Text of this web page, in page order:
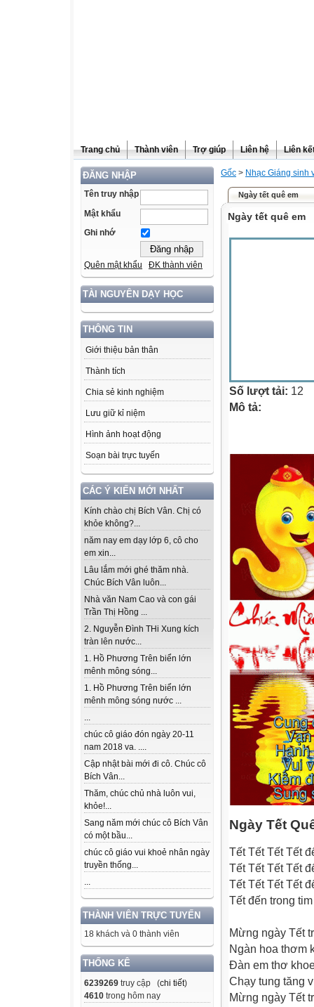
Trang chủ Thành viên Trợ giúp Liên hệ Liên
ĐĂNG NHẬP
Tên truy nhập
Mật khẩu
Ghi nhớ
Quên mật khẩu ĐK thành viên
TÀI NGUYÊN DẠY HỌC
THÔNG TIN
Giới thiệu bản thân
Thành tích
Chia sẻ kinh nghiệm
Lưu giữ kỉ niệm
Hình ảnh hoạt động
Soạn bài trực tuyến
CÁC Ý KIẾN MỚI NHẤT
Kính chào chị Bích Vân. Chị có
khỏe không?...
năm nay em dạy lớp 6, cô cho
em xin...
Lâu lắm mới ghé thăm nhà.
Chúc Bích Vân luôn...
Nhà văn Nam Cao và con gái
Trần Thị Hồng ...
2. Nguyễn Đình THi Xung kích
tràn lên nước...
1. Hồ Phương Trên biển lớn
mênh mông sóng...
1. Hồ Phương Trên biển lớn
mênh mông sóng nước ...
...
chúc cô giáo đón ngày 20-11
nam 2018 va. ....
Cập nhật bài mới đi cô. Chúc cô
Bích Vân...
Thăm, chúc chủ nhà luôn vui,
khỏe!...
Sang năm mới chúc cô Bích Vân
có một bầu...
chúc cô giáo vui khoẻ nhân ngày
truyền thống...
...
THÀNH VIÊN TRỰC TUYẾN
18 khách và 0 thành viên
THỐNG KÊ
6239269 truy cập (chi tiết)
4610 trong hôm nay
Gốc > Nhạc Giáng sinh
Ngày tết quê em
Ngày tết quê em
Số lượt tải: 12
Mô tả:
Ngày Tết
Tết Tết Tết Tết
Tết Tết Tết Tết
Tết Tết Tết Tết
Tết đến trong
Mừng ngày Tết
Ngàn hoa thơm
Đàn em thơ
Chạy tung tăng
Mừng ngày Tết